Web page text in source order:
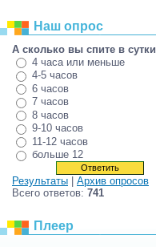
Наш опрос
А сколько вы спите в сутки
4 часа или меньше
4-5 часов
6 часов
7 часов
8 часов
9-10 часов
11-12 часов
больше 12
Результаты
Архив опросов
Всего ответов: 741
Плеер